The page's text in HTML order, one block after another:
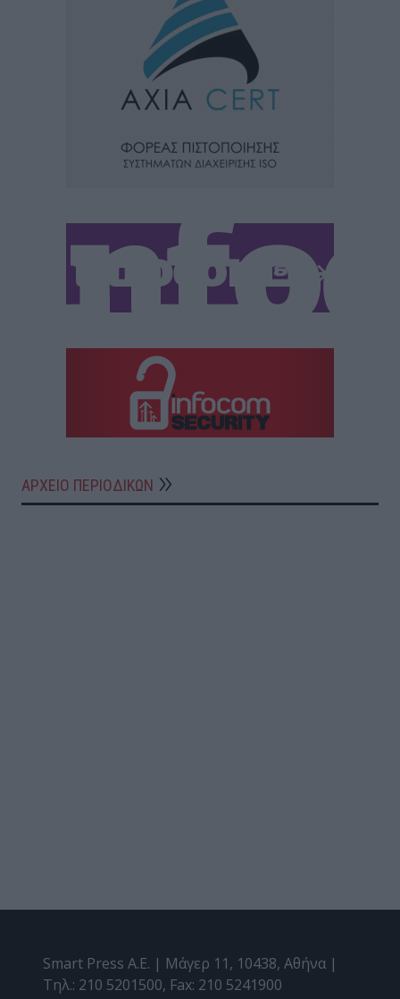
ΑΡΧΕΙΟ ΠΕΡΙΟΔΙΚΩΝ
Smart Press A.E. | Μάγερ 11, 10438, Αθήνα |
Τηλ.: 210 5201500, Fax: 210 5241900